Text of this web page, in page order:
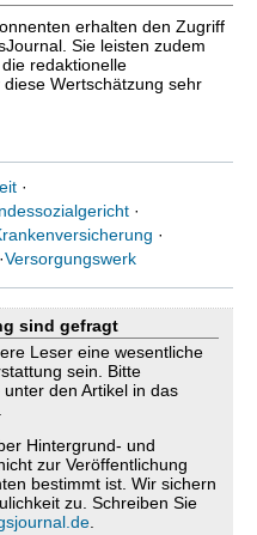
erhalten den Zugriff
Sie leisten zudem
redaktionelle
Wertschätzung sehr
·
·
·
·Versorgungswerk
sind gefragt
Leser eine wesentliche
sein. Bitte
den Artikel in das
Hintergrund- und
zur Veröffentlichung
bestimmt ist. Wir sichern
zu. Schreiben Sie